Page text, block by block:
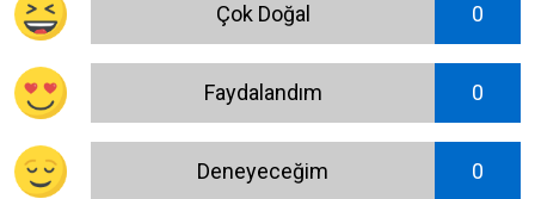
Çok Doğal 0
Faydalandım 0
Deneyeceğim 0